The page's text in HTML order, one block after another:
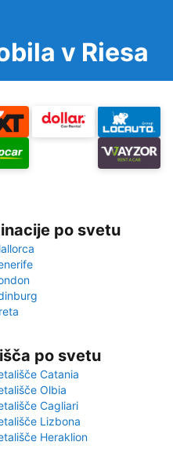
v Riesa
po svetu
po svetu
Catania
Olbia
Cagliari
Lizbona
Heraklion